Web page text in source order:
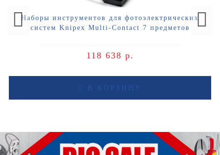
Наборы инструментов для фотоэлектрических
систем Knipex Multi-Contact 7 предметов
118 638 р.
В КОРЗИНУ